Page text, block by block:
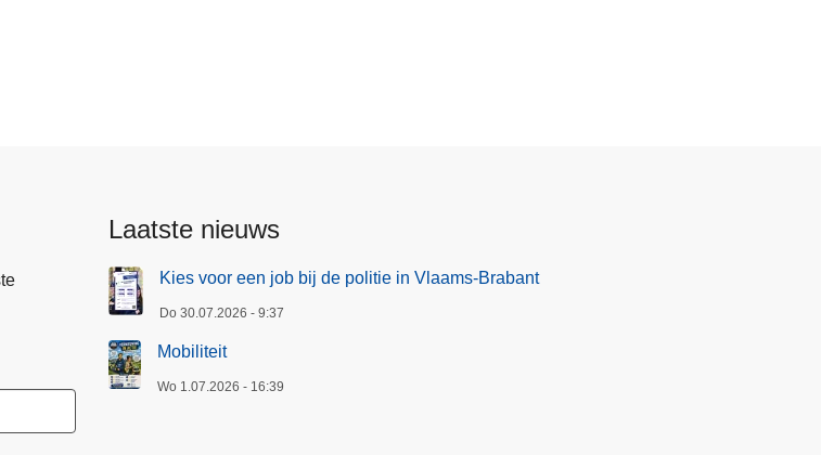
Laatste nieuws
Kies voor een job bij de politie in Vlaams-Brabant
Do 30.07.2026 - 9:37
Mobiliteit
Wo 1.07.2026 - 16:39